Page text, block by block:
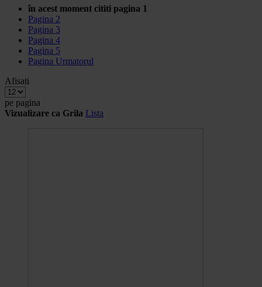
în acest moment cititi pagina 1
Pagina 2
Pagina 3
Pagina 4
Pagina 5
Pagina Urmatorul
Afisati
pe pagina
Vizualizare ca Grila Lista